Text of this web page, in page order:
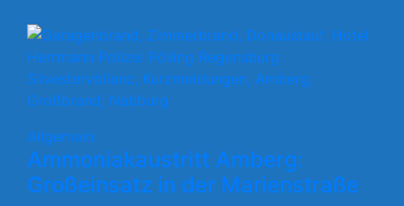
Allgemein
Ammoniakaustritt Amberg:
Großeinsatz in der Marienstraße